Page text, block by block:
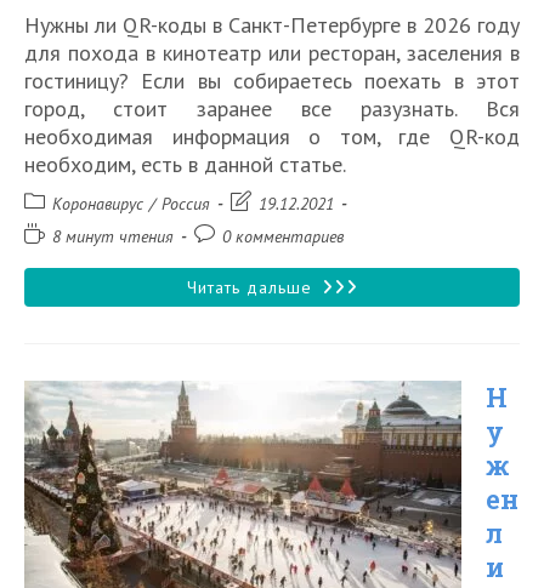
Нужны ли QR-коды в Санкт-Петербурге в 2026 году
для похода в кинотеатр или ресторан, заселения в
гостиницу? Если вы собираетесь поехать в этот
город, стоит заранее все разузнать. Вся
необходимая информация о том, где QR-код
необходим, есть в данной статье.
Рубрика
записи:
Коронавирус / Россия
Запись
изменена:
19.12.2021
Время8 минут чтения
Комментарии
записи:
0 комментариев
Читать дальше Нужен
код
для
поездки
в
Санкт-
Н
у
ж
ен
л
и